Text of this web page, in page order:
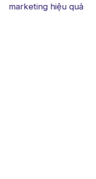
marketing hiệu quả